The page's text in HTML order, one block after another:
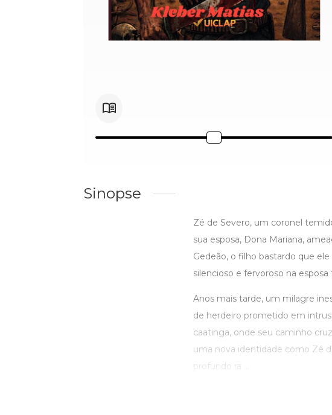
Sinopse
Zé de Severo, um coronel
sua esposa, Dona Mariana,
Gedeão, o filho bastardo que
silencioso e fervoroso na esposa
Anos mais tarde, um milagre
de herdeiro prometido em
caatinga, onde seu caminho
uma nova identidade como Zé
profundo ra ...